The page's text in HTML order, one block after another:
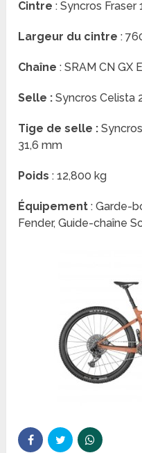
Cintre : Syncros Fraser
Largeur du cintre :
Chaîne : SRAM CN GX
Selle : Syncros Celista
Tige de selle :
31,6 mm
Poids : 12,800 kg
Équipement : Garde-
Fender, Guide-chaîne